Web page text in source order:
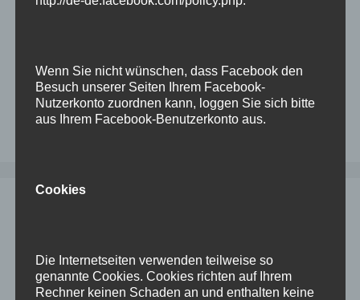
soll hier keine Diskussion stattfinden, es ist …
Kategorien
Linux,ODA,Oracle
Schlagwörter
asr,asrmanager,installation,ODA,oracle
Kommentar hinterlassen
28. August 2024 vonDominik
Wenn Sie nicht wünschen, dass Facebook den
Besuch unserer Seiten Ihrem Facebook-
Nutzerkonto zuordnen kann, loggen Sie sich bitte
aus Ihrem Facebook-Benutzerkonto aus.
Cookies
Die Internetseiten verwenden teilweise so
genannte Cookies. Cookies richten auf Ihrem
Rechner keinen Schaden an und enthalten keine